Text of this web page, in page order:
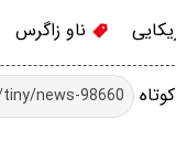
ناو زاگرس